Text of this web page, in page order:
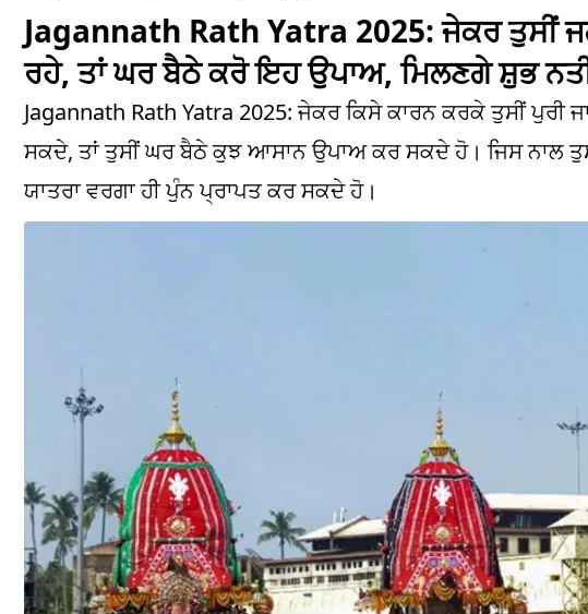
Jagannath Rath Yatra 2025: ਜੇਕਰ ਤੁਸੀਂ
ਰਹੇ, ਤਾਂ ਘਰ ਬੈਠੇ ਕਰੋ ਇਹ ਉਪਾਅ, ਮਿਲਣਗੇ ਸ਼ੁਭ
Jagannath Rath Yatra 2025: ਜੇਕਰ ਕਿਸੇ ਕਾਰਨ ਕਰਕੇ ਤੁਸੀਂ ਪੁਰੀ
ਸਕਦੇ, ਤਾਂ ਤੁਸੀਂ ਘਰ ਬੈਠੇ ਕੁਝ ਆਸਾਨ ਉਪਾਅ ਕਰ ਸਕਦੇ ਹੋ। ਜਿਸ ਨਾਲ
ਯਾਤਰਾ ਵਰਗਾ ਹੀ ਪੁੰਨ ਪ੍ਰਾਪਤ ਕਰ ਸਕਦੇ ਹੋ।